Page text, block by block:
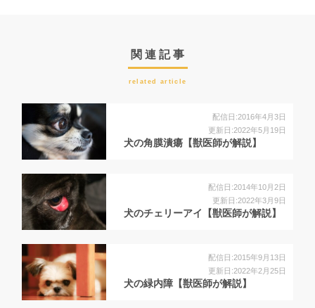
関連記事
related article
配信日:2016年4月3日
更新日:2022年5月19日
犬の角膜潰瘍【獣医師が解説】
配信日:2014年10月2日
更新日:2022年3月9日
犬のチェリーアイ【獣医師が解説】
配信日:2015年9月13日
更新日:2022年2月25日
犬の緑内障【獣医師が解説】